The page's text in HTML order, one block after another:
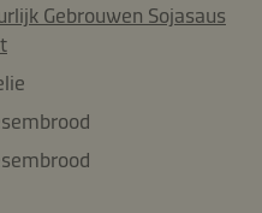
Gebrouwen Sojasaus